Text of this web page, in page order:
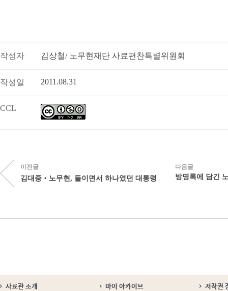
작성자 김상철/ 노무현재단 사료편찬특별위원회
작성일 2011.08.31
CCL
이전글
김대중‧노무현, 둘이면서 하나였던 대통령
다음글
방명록에 담긴
사료관 소개 마이 아카이브
저작권